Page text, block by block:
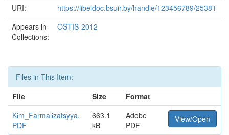
URI:
https://libeldoc.bsuir.by/handle/123456789/25381
Appears in
Collections:
OSTIS-2012
Files in This Item:
File
Size
Format
Kіm_Farmalіzatsyya.
PDF
663.1
kB
Adobe
PDF
View/Open